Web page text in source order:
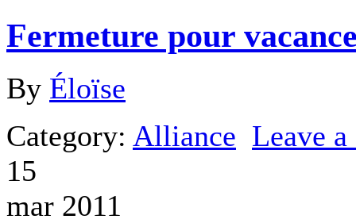
Fermeture pour
By Éloïse
Category: Alliance Leave
15
mar 2011